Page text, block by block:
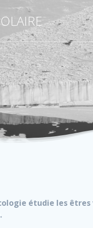
étudie les